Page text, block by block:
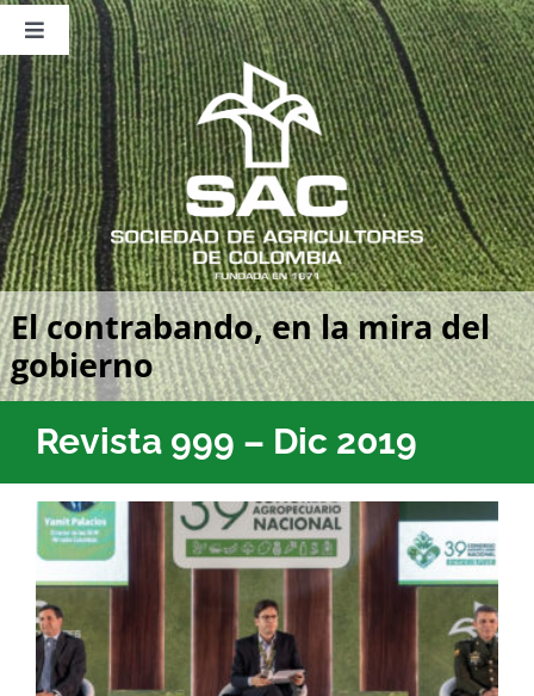
Saltar
contenido
Toggle
Navigation
Nosotros
Publicaciones
Sala de Prensa
Eventos
El contrabando, en la mira del
gobierno
Revista 999 – Dic 2019